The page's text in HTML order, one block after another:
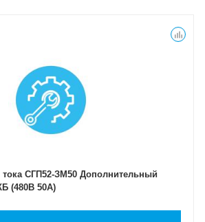
СГП52-ЗМ50 Дополнительный
(480В 50А)